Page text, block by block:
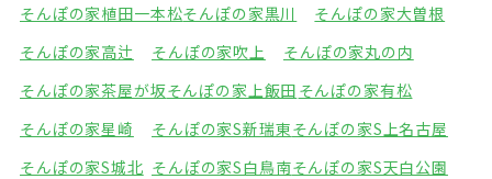
そんぽの家植田一本松そんぽの家黒川
そんぽの家大曽根
そんぽの家高辻
そんぽの家吹上
そんぽの家丸の内
そんぽの家茶屋が坂そんぽの家上飯田 そんぽの家有松
そんぽの家星崎
そんぽの家S新瑞東そんぽの家S上名古屋
そんぽの家S城北 そんぽの家S白鳥南そんぽの家S天白公園